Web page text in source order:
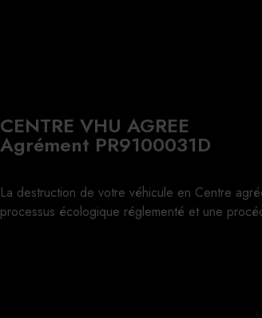
CENTRE VHU AGREE
Agrément PR9100031D
La destruction de votre véhicule en Centre
processus écologique réglementé et une